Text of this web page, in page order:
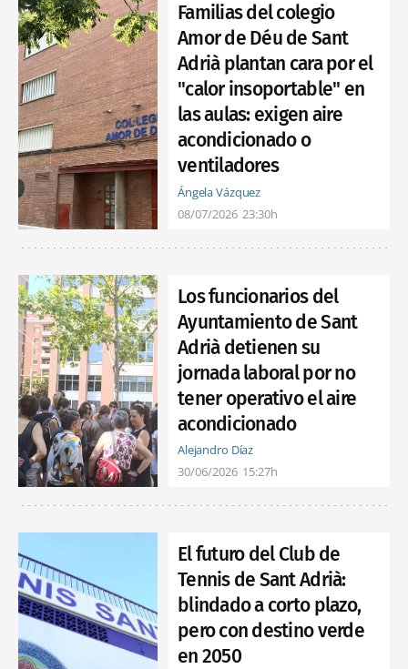
Familias del colegio
Amor de Déu de Sant
Adrià plantan cara por el
"calor insoportable" en
las aulas: exigen aire
acondicionado o
ventiladores
Ángela Vázquez
08/07/2026 23:30h
Los funcionarios del
Ayuntamiento de Sant
Adrià detienen su
jornada laboral por no
tener operativo el aire
acondicionado
Alejandro Díaz
30/06/2026 15:27h
El futuro del Club de
Tennis de Sant Adrià:
blindado a corto plazo,
pero con destino verde
en 2050